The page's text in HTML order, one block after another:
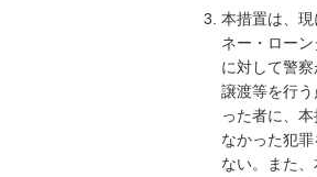
本措置は、
ネー・ロー
に対して警
譲渡等を行
った者に、
なかった犯
ない。また